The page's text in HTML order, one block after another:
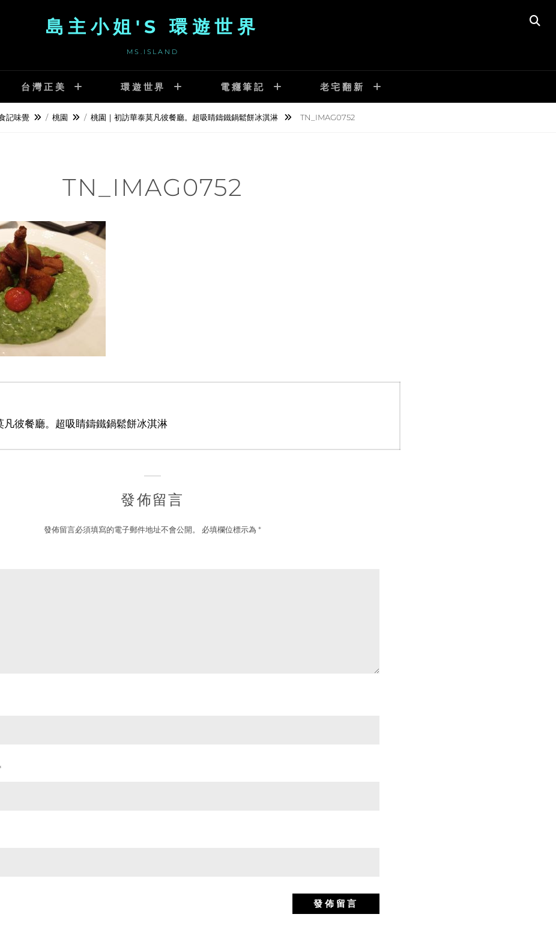
島主小姐'S 環遊世界
MS.ISLAND
台灣正美 環遊世界 電癮筆記 老宅翻新
記味覺 / 桃園 / 桃園｜初訪華泰莫凡彼餐廳。超吸睛鑄鐵鍋鬆餅冰淇淋 TN_IMAG0752
TN_IMAG0752
凡彼餐廳。超吸睛鑄鐵鍋鬆餅冰淇淋
發佈留言
發佈留言必須填寫的電子郵件地址不會公開。 必填欄位標示為 *